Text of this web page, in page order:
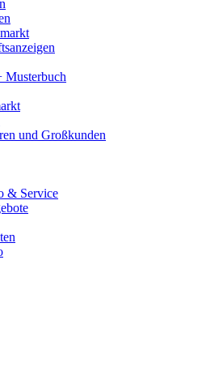
Musterbuch
und Großkunden
& Service